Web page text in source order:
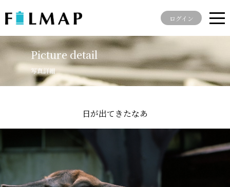
ログイン
Picture detail
写真詳細
日が出てきたなあ